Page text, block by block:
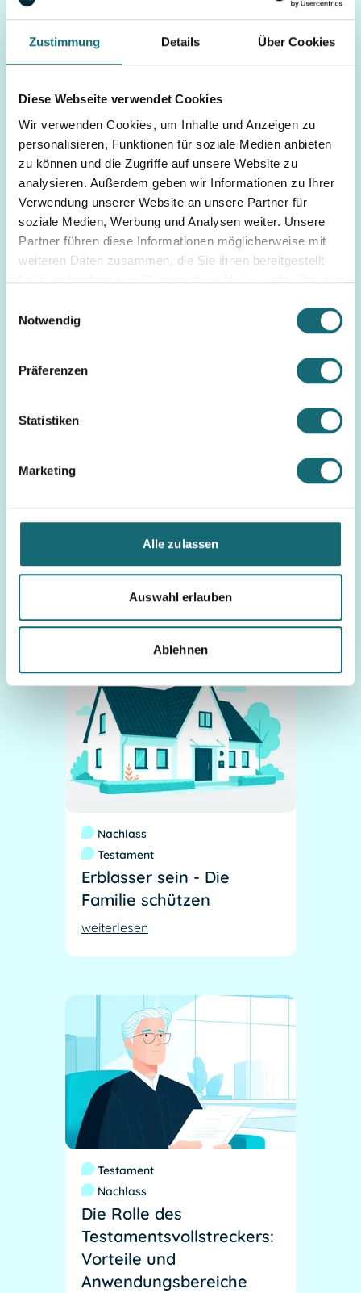
Zustimmung Details Über Cookies
Diese Webseite verwendet Cookies
Wir verwenden Cookies, um Inhalte und Anzeigen zu
personalisieren, Funktionen für soziale Medien anbieten
zu können und die Zugriffe auf unsere Website zu
analysieren. Außerdem geben wir Informationen zu Ihrer
Verwendung unserer Website an unsere Partner für
soziale Medien, Werbung und Analysen weiter. Unsere
Partner führen diese Informationen möglicherweise mit
weiteren Daten zusammen, die Sie ihnen bereitgestellt
haben oder die sie im Rahmen Ihrer Nutzung der Dienste
Notwendig
Präferenzen
Statistiken
Marketing
Alle zulassen
Auswahl erlauben
Ablehnen
Bestattung
Sterbegeldversicherung:
Warum sie vor hohen
Bestattungskosten
schützt
weiterlesen
Erbschleicher – Wie du
dich vor Betrug beim
Erbe schützt
weiterlesen
Nachlass
Testament
Erblasser sein - Die
Familie schützen
weiterlesen
Testament
Nachlass
Die Rolle des
Testamentsvollstreckers:
Vorteile und
Anwendungsbereiche